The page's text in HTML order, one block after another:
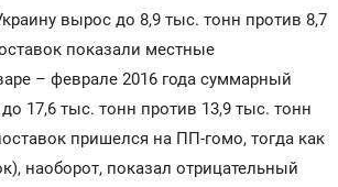
вырос до 8,9 тыс. тонн против 8,7
показали местные
– феврале 2016 года суммарный
17,6 тыс. тонн против 13,9 тыс. тонн
пришелся на ПП-гомо, тогда как
наоборот, показал отрицательный